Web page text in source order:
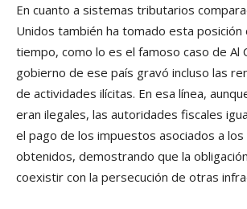
En cuanto a sistemas tributarios
Unidos también ha tomado esta posición
tiempo, como lo es el famoso caso de Al
gobierno de ese país gravó incluso las
de actividades ilícitas. En esa línea,
eran ilegales, las autoridades fiscales
el pago de los impuestos asociados a
obtenidos, demostrando que la
coexistir con la persecución de otras